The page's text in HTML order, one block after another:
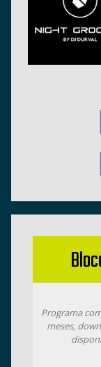
Programa
meses,